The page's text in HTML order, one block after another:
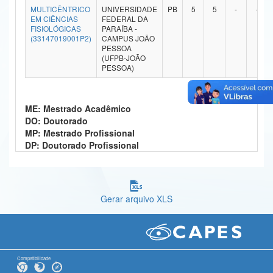
Ministério da Ciência, Tecnologia, Inovações e Comunicações
Ministério do Meio Ambiente
Controladoria-Geral da União
Ministério da Mulher, da Família e dos Direitos Humanos
Banco Central do Brasil
MULTICÊNTRICO
EM CIÊNCIAS
FISIOLÓGICAS
(33147019001P2)
UNIVERSIDADE
FEDERAL DA
PARAÍBA -
CAMPUS JOÃO
PESSOA
(UFPB-JOÃO
PESSOA)
PB 5 5 - -
ME: Mestrado Acadêmico
DO: Doutorado
MP: Mestrado Profissional
DP: Doutorado Profissional
Gerar arquivo XLS
Compatibilidade